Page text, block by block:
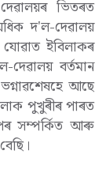
ভিতৰত
দ'ল-দেৱালয়
যোৱাত ইবিলাকৰ
বৰ্তমান
আছে
পুখুৰীৰ পাৰত
সম্পৰ্কিত আৰু